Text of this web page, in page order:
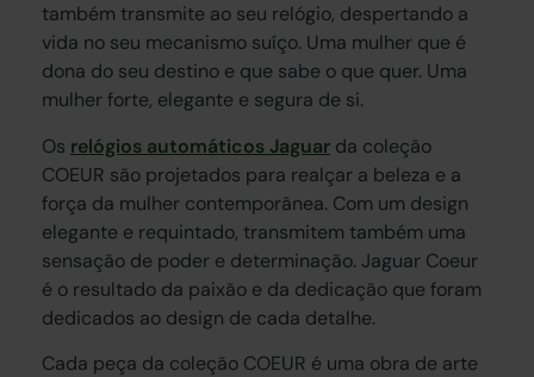
também transmite ao seu relógio, despertando a
vida no seu mecanismo suíço. Uma mulher que é
dona do seu destino e que sabe o que quer. Uma
mulher forte, elegante e segura de si.
Os relógios automáticos Jaguar da coleção
COEUR são projetados para realçar a beleza e a
força da mulher contemporânea. Com um design
elegante e requintado, transmitem também uma
sensação de poder e determinação. Jaguar Coeur
é o resultado da paixão e da dedicação que foram
dedicados ao design de cada detalhe.
Cada peça da coleção COEUR é uma obra de arte